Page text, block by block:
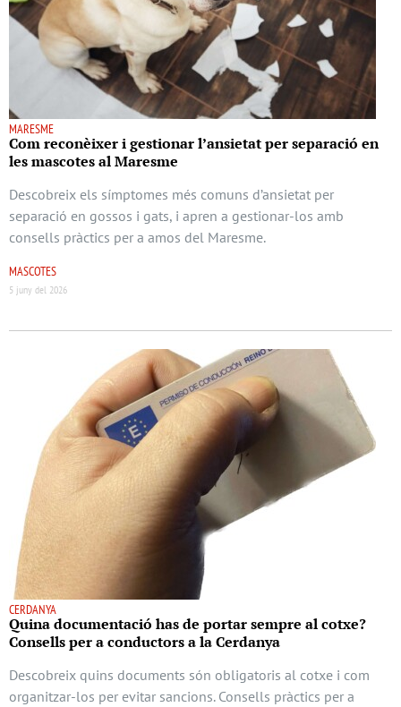
MARESME
Com reconèixer i gestionar l’ansietat per separació en
les mascotes al Maresme
Descobreix els símptomes més comuns d’ansietat per
separació en gossos i gats, i apren a gestionar-los amb
consells pràctics per a amos del Maresme.
MASCOTES
5 juny del 2026
CERDANYA
Quina documentació has de portar sempre al cotxe?
Consells per a conductors a la Cerdanya
Descobreix quins documents són obligatoris al cotxe i com
organitzar-los per evitar sancions. Consells pràctics per a